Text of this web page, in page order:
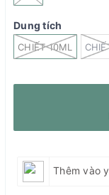
Dung tích
CHIẾT 10ML
Thêm vào